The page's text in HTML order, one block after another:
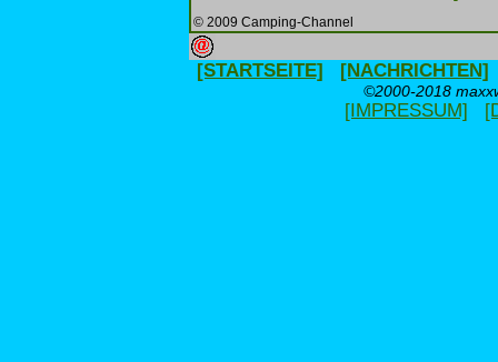
© 2009 Camping-Channel
[STARTSEITE] [NACHRICHTEN]
©2000-2018
[IMPRESSUM]